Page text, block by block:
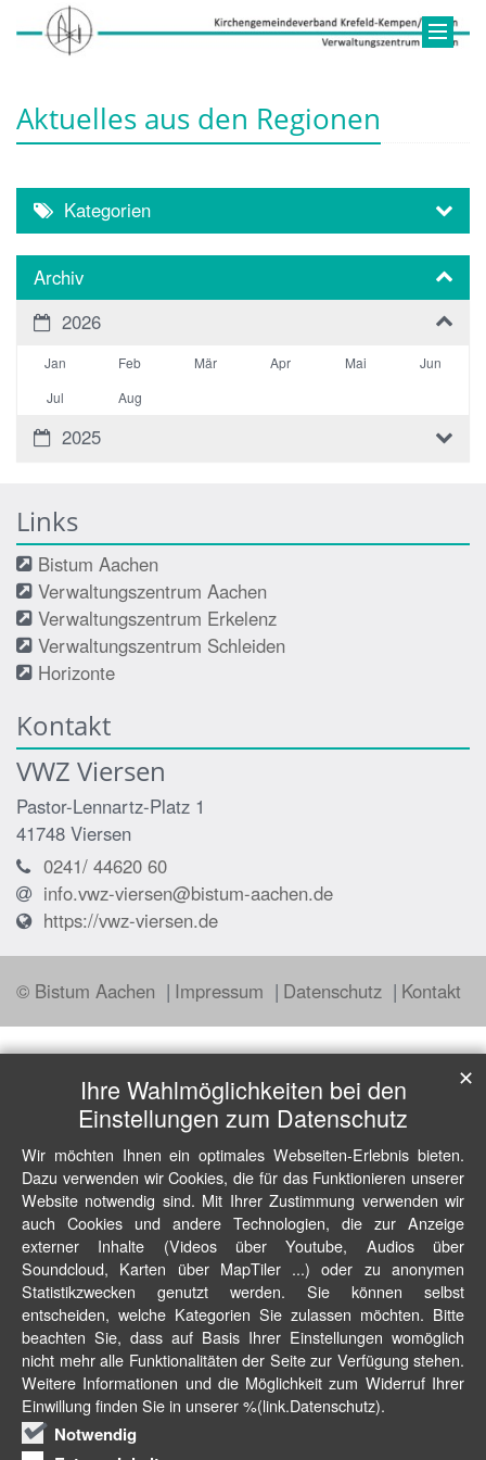
Aktuelles aus den Regionen
Kategorien
Archiv
2026
Jan Feb Mär Apr Mai
Jun
Jul
Aug
2025
Links
Bistum Aachen
Verwaltungszentrum Aachen
Verwaltungszentrum Erkelenz
Verwaltungszentrum Schleiden
Horizonte
Kontakt
VWZ Viersen
Pastor-Lennartz-Platz 1
41748 Viersen
0241/ 44620 60
info.vwz-viersen@bistum-aachen.de
https://vwz-viersen.de
© Bistum Aachen Impressum Datenschutz Kontakt
Ihre Wahlmöglichkeiten bei den
Einstellungen zum Datenschutz
Wir möchten Ihnen ein optimales Webseiten-Erlebnis bieten.
Dazu verwenden wir Cookies, die für das Funktionieren unserer
Website notwendig sind. Mit Ihrer Zustimmung verwenden wir
auch Cookies und andere Technologien, die zur Anzeige
externer Inhalte (Videos über Youtube, Audios über
Soundcloud, Karten über MapTiler ...) oder zu anonymen
Statistikzwecken genutzt werden. Sie können selbst
entscheiden, welche Kategorien Sie zulassen möchten. Bitte
beachten Sie, dass auf Basis Ihrer Einstellungen womöglich
nicht mehr alle Funktionalitäten der Seite zur Verfügung stehen.
Weitere Informationen und die Möglichkeit zum Widerruf Ihrer
Einwillung finden Sie in unserer %(link.Datenschutz).
Notwendig
✕